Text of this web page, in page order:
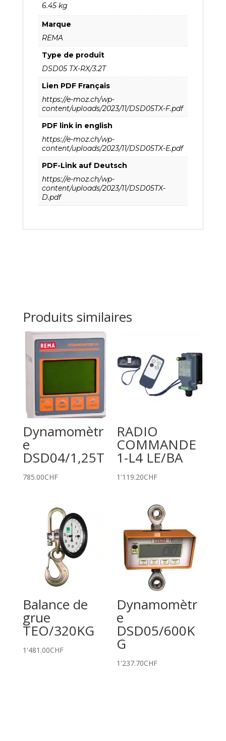
6.45 kg
Marque
REMA
Type de produit
DSD05 TX-RX/3.2T
Lien PDF Français
https://e-moz.ch/wp-
content/uploads/2023/11/DSD05TX-F.pdf
PDF link in english
https://e-moz.ch/wp-
content/uploads/2023/11/DSD05TX-E.pdf
PDF-Link auf Deutsch
https://e-moz.ch/wp-
content/uploads/2023/11/DSD05TX-
D.pdf
Produits similaires
Dynamomètr
e
DSD04/1,25T
785.00CHF
RADIO
COMMANDE
1-L4 LE/BA
1'119.20CHF
Balance de
grue
TEO/320KG
1'481.00CHF
Dynamomètr
e
DSD05/600K
G
1'237.70CHF